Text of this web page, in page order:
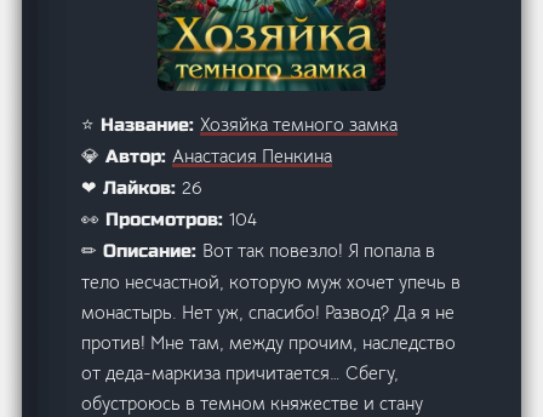
⭐ Название:Хозяйка темного замка
💎 Автор:Анастасия Пенкина
❤ Лайков:26
👀 Просмотров:104
✏ Описание: Вот так повезло! Я попала в
тело несчастной, которую муж хочет упечь в
монастырь. Нет уж, спасибо! Развод? Да я не
против! Мне там, между прочим, наследство
от деда-маркиза причитается… Сбегу,
обустроюсь в темном княжестве и стану